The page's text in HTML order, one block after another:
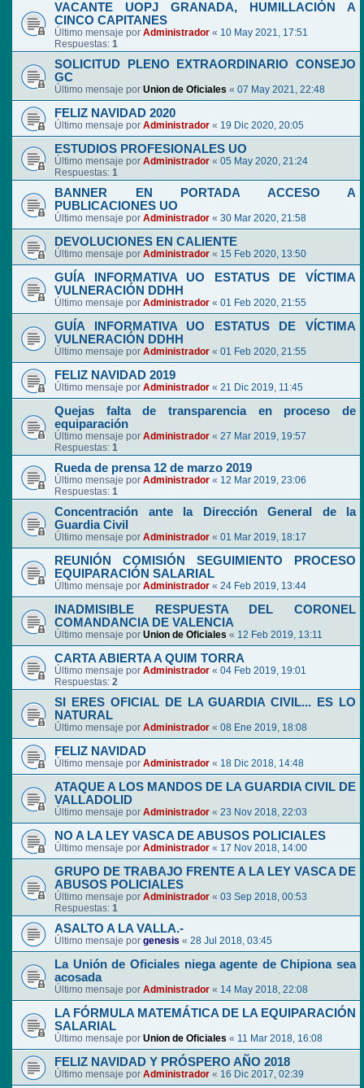
VACANTE UOPJ GRANADA, HUMILLACIÓN A
CINCO CAPITANES
Último mensaje por Administrador « 10 May 2021, 17:51
Respuestas: 1
SOLICITUD PLENO EXTRAORDINARIO CONSEJO
GC
Último mensaje por Union de Oficiales « 07 May 2021, 22:48
FELIZ NAVIDAD 2020
Último mensaje por Administrador « 19 Dic 2020, 20:05
ESTUDIOS PROFESIONALES UO
Último mensaje por Administrador « 05 May 2020, 21:24
Respuestas: 1
BANNER EN PORTADA ACCESO A
PUBLICACIONES UO
Último mensaje por Administrador « 30 Mar 2020, 21:58
DEVOLUCIONES EN CALIENTE
Último mensaje por Administrador « 15 Feb 2020, 13:50
GUÍA INFORMATIVA UO ESTATUS DE VÍCTIMA
VULNERACIÓN DDHH
Último mensaje por Administrador « 01 Feb 2020, 21:55
GUÍA INFORMATIVA UO ESTATUS DE VÍCTIMA
VULNERACIÓN DDHH
Último mensaje por Administrador « 01 Feb 2020, 21:55
FELIZ NAVIDAD 2019
Último mensaje por Administrador « 21 Dic 2019, 11:45
Quejas falta de transparencia en proceso de
equiparación
Último mensaje por Administrador « 27 Mar 2019, 19:57
Respuestas: 1
Rueda de prensa 12 de marzo 2019
Último mensaje por Administrador « 12 Mar 2019, 23:06
Respuestas: 1
Concentración ante la Dirección General de la
Guardia Civil
Último mensaje por Administrador « 01 Mar 2019, 18:17
REUNIÓN COMISIÓN SEGUIMIENTO PROCESO
EQUIPARACIÓN SALARIAL
Último mensaje por Administrador « 24 Feb 2019, 13:44
INADMISIBLE RESPUESTA DEL CORONEL
COMANDANCIA DE VALENCIA
Último mensaje por Union de Oficiales « 12 Feb 2019, 13:11
CARTA ABIERTA A QUIM TORRA
Último mensaje por Administrador « 04 Feb 2019, 19:01
Respuestas: 2
SI ERES OFICIAL DE LA GUARDIA CIVIL... ES LO
NATURAL
Último mensaje por Administrador « 08 Ene 2019, 18:08
FELIZ NAVIDAD
Último mensaje por Administrador « 18 Dic 2018, 14:48
ATAQUE A LOS MANDOS DE LA GUARDIA CIVIL DE
VALLADOLID
Último mensaje por Administrador « 23 Nov 2018, 22:03
NO A LA LEY VASCA DE ABUSOS POLICIALES
Último mensaje por Administrador « 17 Nov 2018, 14:00
GRUPO DE TRABAJO FRENTE A LA LEY VASCA DE
ABUSOS POLICIALES
Último mensaje por Administrador « 03 Sep 2018, 00:53
Respuestas: 1
ASALTO A LA VALLA.-
Último mensaje por genesis « 28 Jul 2018, 03:45
La Unión de Oficiales niega agente de Chipiona sea
acosada
Último mensaje por Administrador « 14 May 2018, 22:08
LA FÓRMULA MATEMÁTICA DE LA EQUIPARACIÓN
SALARIAL
Último mensaje por Union de Oficiales « 11 Mar 2018, 16:08
FELIZ NAVIDAD Y PRÓSPERO AÑO 2018
Último mensaje por Administrador « 16 Dic 2017, 02:39